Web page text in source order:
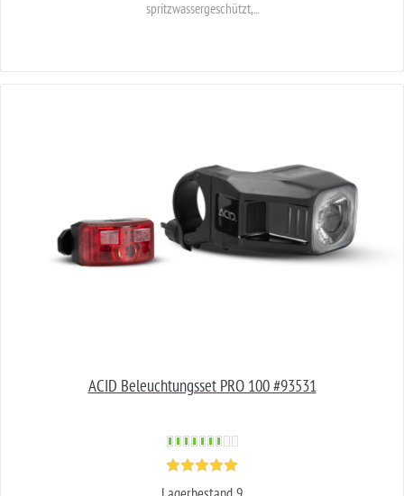
spritzwassergeschützt,...
ACID Beleuchtungsset PRO 100 #93531